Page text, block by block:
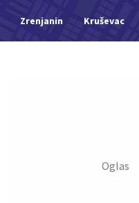
Zrenjanin Kruševac